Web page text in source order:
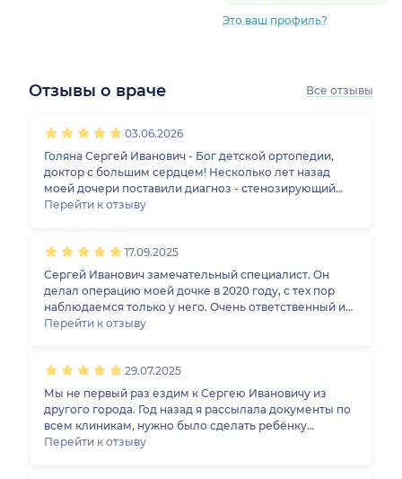
Это ваш профиль?
Отзывы о враче Все отзывы
03.06.2026
Голяна Сергей Иванович - Бог детской ортопедии,
доктор с большим сердцем! Несколько лет назад
моей дочери поставили диагноз - стенозирующий
легаментит обеих кистей рук, большие пальцы не
- массажист. Очень долгий путь мы прошли прежде
чем попали к Сергею Ивановичу. После проведенной
операции всё впорядке!
Перейти к отзыву
17.09.2025
Сергей Иванович замечательный специалист. Он
делал операцию моей дочке в 2020 году, с тех пор
наблюдаемся только у него. Очень ответственный и
доброжелательный врач, всегда остаётся на связи,
рассматриваем. Полностью ему доверяем.
Перейти к отзыву
29.07.2025
Мы не первый раз ездим к Сергею Ивановичу из
другого города. Год назад я рассылала документы по
всем клиникам, нужно было сделать ребёнку
операцию. Он откликнулся, приняли нас, провёл
Перейти к отзыву